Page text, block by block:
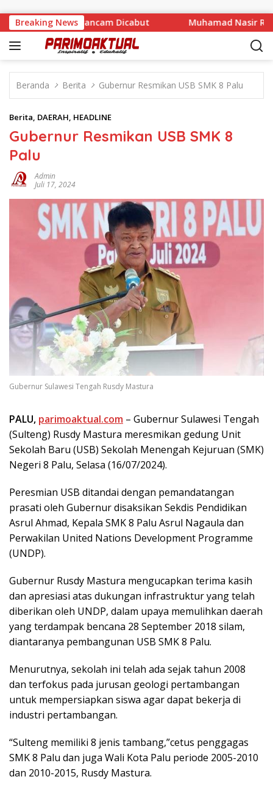
Breaking News
CV BBN Terancam Dicabut Muhamad Nasir Resmi
Beranda Berita Gubernur Resmikan USB SMK 8 Palu
Berita, DAERAH, HEADLINE
Gubernur Resmikan USB SMK 8
Palu
Admin
Juli 17, 2024
Gubernur Sulawesi Tengah Rusdy Mastura
PALU, parimoaktual.com – Gubernur Sulawesi Tengah
(Sulteng) Rusdy Mastura meresmikan gedung Unit
Sekolah Baru (USB) Sekolah Menengah Kejuruan (SMK)
Negeri 8 Palu, Selasa (16/07/2024).
Peresmian USB ditandai dengan pemandatangan
prasati oleh Gubernur disaksikan Sekdis Pendidikan
Asrul Ahmad, Kepala SMK 8 Palu Asrul Nagaula dan
Perwakilan United Nations Development Programme
(UNDP).
Gubernur Rusdy Mastura mengucapkan terima kasih
dan apresiasi atas dukungan infrastruktur yang telah
diberikan oleh UNDP, dalam upaya memulihkan daerah
yang terdampak bencana 28 September 2018 silam,
diantaranya pembangunan USB SMK 8 Palu.
Menurutnya, sekolah ini telah ada sejak tahun 2008
dan terfokus pada jurusan geologi pertambangan
untuk mempersiapkan siswa agar dapat bekerja di
industri pertambangan.
“Sulteng memiliki 8 jenis tambang,”cetus penggagas
SMK 8 Palu dan juga Wali Kota Palu periode 2005-2010
dan 2010-2015, Rusdy Mastura.